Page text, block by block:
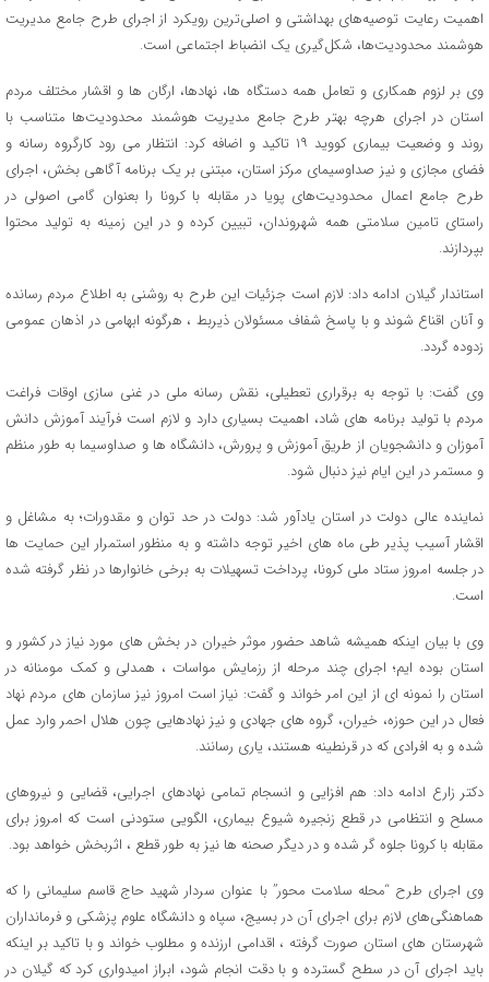
اهمیت رعایت توصیه‌های بهداشتی و اصلی‌ترین رویکرد از اجرای طرح جامع مدیریت
هوشمند محدودیت‌ها، شکل‌گیری یک انضباط اجتماعی است.
وی بر لزوم همکاری و تعامل همه دستگاه ها، نهادها، ارگان ها و اقشار مختلف مردم
استان در اجرای هرچه بهتر طرح جامع مدیریت هوشمند محدودیت‌ها متناسب با
روند و وضعیت بیماری کووید ۱۹ تاکید و اضافه کرد: انتظار می رود کارگروه رسانه و
فضای مجازی و نیز صداوسیمای مرکز استان، مبتنی بر یک برنامه آگاهی بخش، اجرای
طرح جامع اعمال محدودیت‌های پویا در مقابله با کرونا را بعنوان گامی اصولی در
راستای تامین سلامتی همه شهروندان، تبیین کرده و در این زمینه به تولید محتوا
بپردازند.
استاندار گیلان ادامه داد: لازم است جزئیات این طرح به روشنی به اطلاع مردم رسانده
و آنان اقناع شوند و با پاسخ شفاف مسئولان ذیربط ، هرگونه ابهامی در اذهان عمومی
زدوده گردد.
وی گفت: با توجه به برقراری تعطیلی، نقش رسانه ملی در غنی سازی اوقات فراغت
مردم با تولید برنامه های شاد، اهمیت بسیاری دارد و لازم است فرآیند آموزش دانش
آموزان و دانشجویان از طریق آموزش و پرورش، دانشگاه ها و صداوسیما به طور منظم
و مستمر در این ایام نیز دنبال شود.
نماینده عالی دولت در استان یادآور شد: دولت در حد توان و مقدورات؛ به مشاغل و
اقشار آسیب پذیر طی ماه های اخیر توجه داشته و به منظور استمرار این حمایت ها
در جلسه امروز ستاد ملی کرونا، پرداخت تسهیلات به برخی خانوارها در نظر گرفته شده
است.
وی با بیان اینکه همیشه شاهد حضور موثر خیران در بخش های مورد نیاز در کشور و
استان بوده ایم؛ اجرای چند مرحله از رزمایش مواسات ، همدلی و کمک مومنانه در
استان را نمونه ای از این امر خواند و گفت: نیاز است امروز نیز سازمان های مردم نهاد
فعال در این حوزه، خیران، گروه های جهادی و نیز نهادهایی چون هلال احمر وارد عمل
شده و به افرادی که در قرنطینه هستند، یاری رسانند.
دکتر زارع ادامه داد: هم افزایی و انسجام تمامی نهادهای اجرایی، قضایی و نیروهای
مسلح و انتظامی در قطع زنجیره شیوع بیماری، الگویی ستودنی است که امروز برای
مقابله با کرونا جلوه گر شده و در دیگر صحنه ها نیز به طور قطع ، اثربخش خواهد بود.
وی اجرای طرح “محله سلامت محور” با عنوان سردار شهید حاج قاسم سلیمانی را که
هماهنگی‌های لازم برای اجرای آن در بسیج، سپاه و دانشگاه علوم پزشکی و فرمانداران
شهرستان های استان صورت گرفته ، اقدامی ارزنده و مطلوب خواند و با تاکید بر اینکه
باید اجرای آن در سطح گسترده و با دقت انجام شود، ابراز امیدواری کرد که گیلان در